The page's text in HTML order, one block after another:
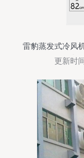
雷豹蒸发式冷风
与
更新时